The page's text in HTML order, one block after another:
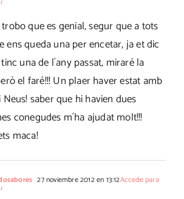
que es genial, segur que a tots
ens queda una per encetar, ja et dic
una de l´any passat, miraré la
el faré!!! Un plaer haver estat amb
saber que hi havien dues
conegudes m´ha ajudat molt!!!
maca!
27 noviembre 2012 en 13:12Accede para